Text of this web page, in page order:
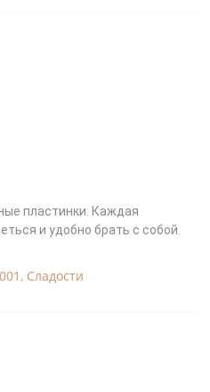
пластинки. Каждая
и удобно брать с собой.
, Сладости